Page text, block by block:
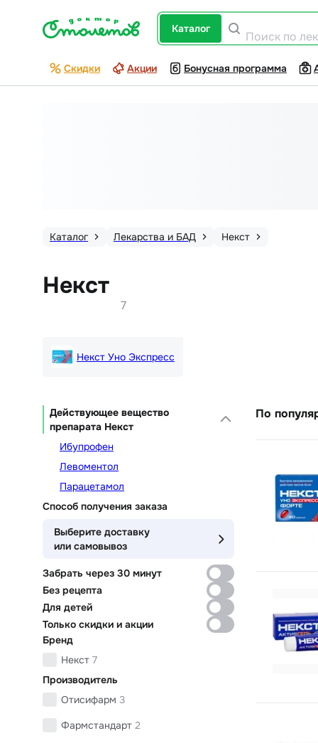
каталог
Поиск по
Скидки Акции Бонусная программа
Каталог Лекарства и БАД Некст
Некст
7
Некст Уно Экспресс
Действующее вещество
препарата Некст
Ибупрофен
Левоментол
Парацетамол
Способ получения заказа
Выберите доставку
или самовывоз
Забрать через 30 минут
Без рецепта
Для детей
Только скидки и акции
Бренд
Некст 7
Производитель
Отисифарм 3
Фармстандарт 2
По